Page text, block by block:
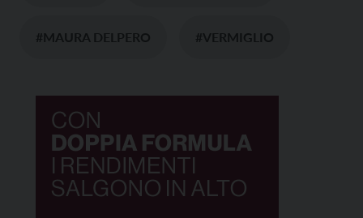
#MAURA DELPERO #VERMIGLIO